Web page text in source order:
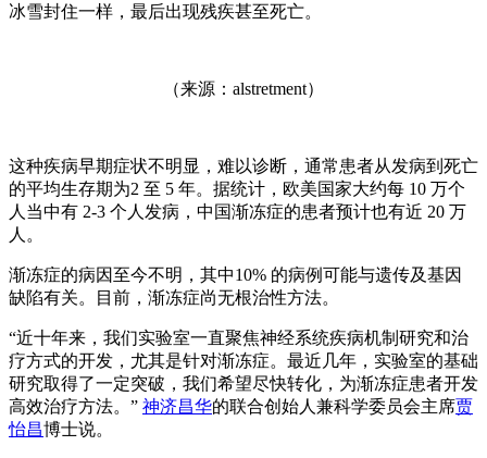
冰雪封住一样，最后出现残疾甚至死亡。
（来源：alstretment）
这种疾病早期症状不明显，难以诊断，通常患者从发病到死亡
的平均生存期为2 至 5 年。据统计，欧美国家大约每 10 万个
人当中有 2-3 个人发病，中国渐冻症的患者预计也有近 20 万
人。
渐冻症的病因至今不明，其中10% 的病例可能与遗传及基因
缺陷有关。目前，渐冻症尚无根治性方法。
“近十年来，我们实验室一直聚焦神经系统疾病机制研究和治
疗方式的开发，尤其是针对渐冻症。最近几年，实验室的基础
研究取得了一定突破，我们希望尽快转化，为渐冻症患者开发
高效治疗方法。” 神济昌华的联合创始人兼科学委员会主席贾
怡昌博士说。